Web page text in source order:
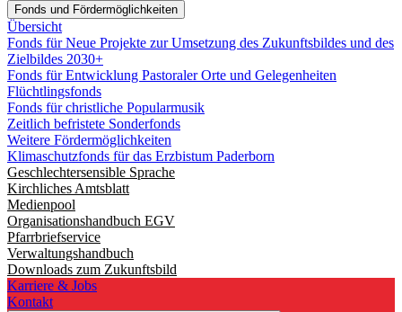
Fonds und Fördermöglichkeiten
Übersicht
Fonds für Neue Projekte zur Umsetzung des Zukunftsbildes und des
Zielbildes 2030+
Fonds für Entwicklung Pastoraler Orte und Gelegenheiten
Flüchtlingsfonds
Fonds für christliche Popularmusik
Zeitlich befristete Sonderfonds
Weitere Fördermöglichkeiten
Klimaschutzfonds für das Erzbistum Paderborn
Geschlechtersensible Sprache
Kirchliches Amtsblatt
Medienpool
Organisationshandbuch EGV
Pfarrbriefservice
Verwaltungshandbuch
Downloads zum Zukunftsbild
Karriere & Jobs
Kontakt